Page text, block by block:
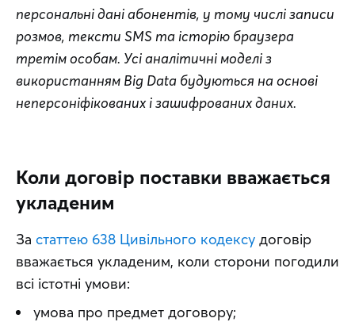
персональні дані абонентів, у тому числі записи
розмов, тексти SMS та історію браузера
третім особам. Усі аналітичні моделі з
використанням Big Data будуються на основі
неперсоніфікованих і зашифрованих даних.
Коли договір поставки вважається
укладеним
За статтею 638 Цивільного кодексу договір
вважається укладеним, коли сторони погодили
всі істотні умови:
умова про предмет договору;